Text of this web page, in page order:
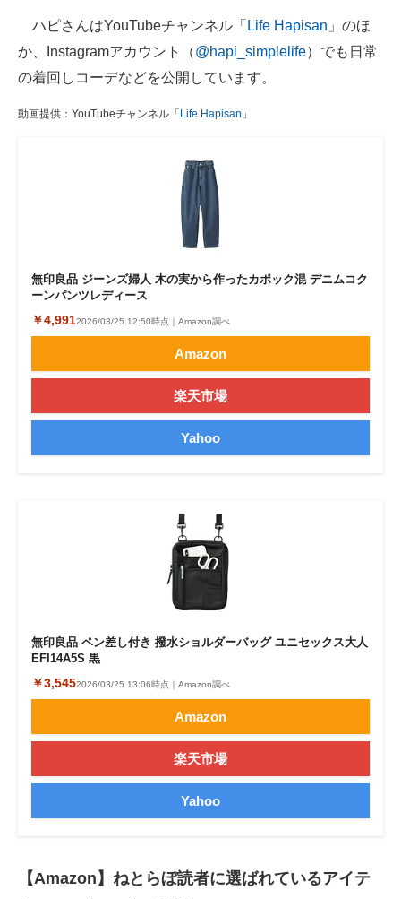
ハピさんはYouTubeチャンネル「 Life Hapisan 」のほ
か、Instagramアカウント（@hapi_simplelife）でも日常
の着回しコーデなどを公開しています。
動画提供：YouTubeチャンネル「 Life Hapisan 」
無印良品 ジーンズ婦人 木の実から作ったカポック混 デニムコク
ーンパンツレディース
￥4,9912026/03/25 12:50時点｜Amazon調べ
Amazon
楽天市場
Yahoo
無印良品 ペン差し付き 撥水ショルダーバッグ ユニセックス大人
EFI14A5S 黒
￥3,5452026/03/25 13:06時点｜Amazon調べ
Amazon
楽天市場
Yahoo
【Amazon】ねとらぼ読者に選ばれているアイテ